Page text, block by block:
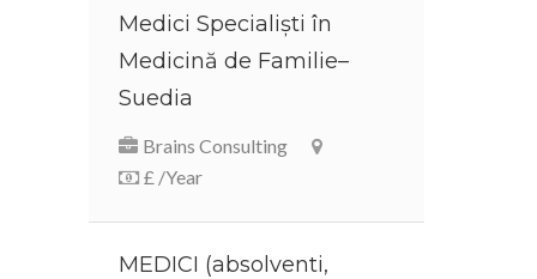
Medici Specialiști în
Medicină de Familie–
Suedia
Brains Consulting
£ /Year
MEDICI (absolventi,